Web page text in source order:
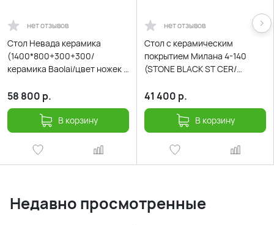
нет отзывов
Стол Невада керамика
(1400*800+300+300/
керамика Baolai/цвет ножек и
58 800 р.
В корзину
нет отзывов
Cтол с керамическим
покрытием Милана 4-140
(STONE BLACK ST CER/
41 400 р.
В корзину
Недавно просмотренные